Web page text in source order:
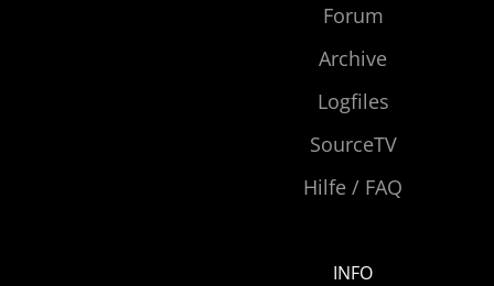
Forum
Archive
Logfiles
SourceTV
Hilfe / FAQ
INFO